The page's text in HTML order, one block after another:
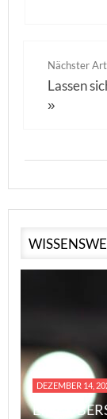
Nächster
Lassen
»
DEZEMBER 14,
EINE